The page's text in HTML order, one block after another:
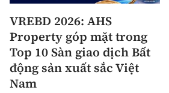
VREBD 2026: AHS
Property góp mặt trong
Top 10 Sàn giao dịch Bất
động sản xuất sắc Việt
Nam